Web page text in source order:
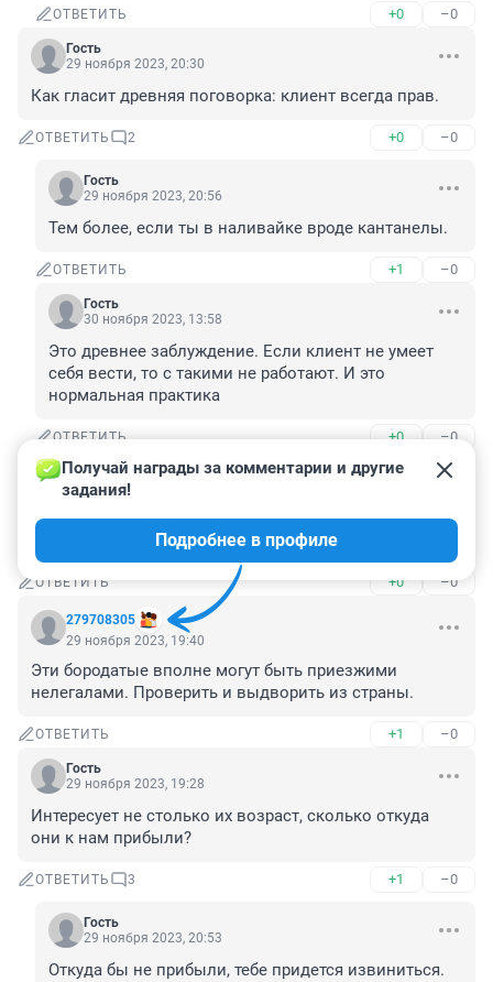
ОТВЕТИТЬ +0 –0
Гость
29 ноября 2023, 20:30
Как гласит древняя поговорка: клиент всегда прав.
ОТВЕТИТЬ 2 +0 –0
Гость
29 ноября 2023, 20:56
Тем более, если ты в наливайке вроде кантанелы.
ОТВЕТИТЬ +1 –0
Гость
30 ноября 2023, 13:58
Это древнее заблуждение. Если клиент не умеет
себя вести, то с такими не работают. И это
нормальная практика
ОТВЕТИТЬ +0 –0
Гость
29 ноября 2023, 19:47
Официант отказался заводить 7 детей ? ну или
поработать на этим ?
ОТВЕТИТЬ +0 –0
279708305
Получай награды за комментарии и другие
задания!
Подробнее в профиле
29 ноября 2023, 19:40
Эти бородатые вполне могут быть приезжими
нелегалами. Проверить и выдворить из страны.
ОТВЕТИТЬ +1 –0
Гость
29 ноября 2023, 19:28
Интересует не столько их возраст, сколько откуда
они к нам прибыли?
ОТВЕТИТЬ 3 +1 –0
Гость
29 ноября 2023, 20:53
Откуда бы не прибыли, тебе придется извиниться.